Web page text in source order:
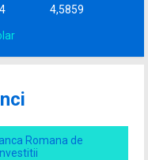
4,5859
Romana de